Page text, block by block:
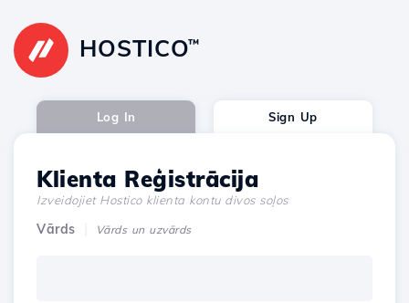
HOSTICO™
Log In Sign Up
Klienta Reģistrācija
Izveidojiet Hostico klienta kontu divos soļos
Vārds Vārds un uzvārds